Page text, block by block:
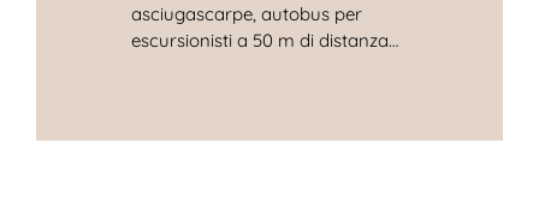
asciugascarpe, autobus per
escursionisti a 50 m di distanza…